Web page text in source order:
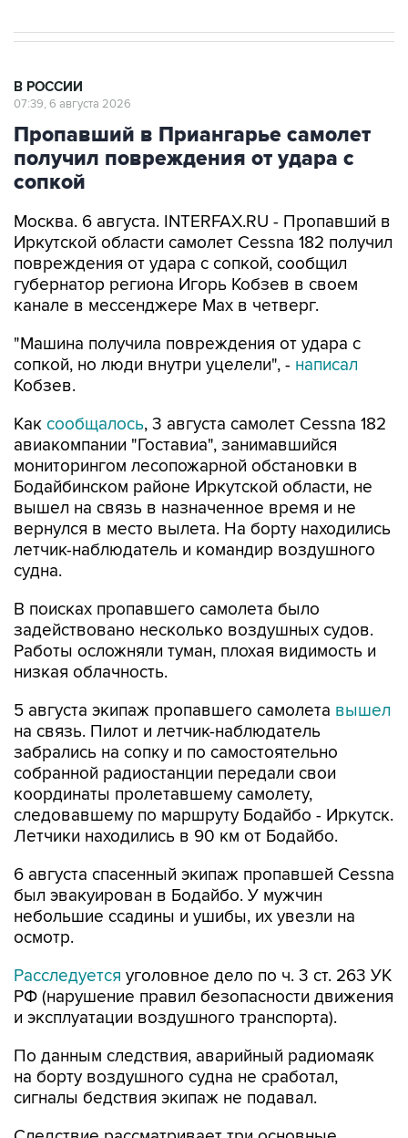
В РОССИИ
07:39, 6 августа 2026
Пропавший в Приангарье самолет
получил повреждения от удара с
сопкой
Москва. 6 августа. INTERFAX.RU - Пропавший в
Иркутской области самолет Cessna 182 получил
повреждения от удара с сопкой, сообщил
губернатор региона Игорь Кобзев в своем
канале в мессенджере Мах в четверг.
"Машина получила повреждения от удара с
сопкой, но люди внутри уцелели", - написал
Кобзев.
Как сообщалось, 3 августа самолет Cessna 182
авиакомпании "Гоставиа", занимавшийся
мониторингом лесопожарной обстановки в
Бодайбинском районе Иркутской области, не
вышел на связь в назначенное время и не
вернулся в место вылета. На борту находились
летчик-наблюдатель и командир воздушного
судна.
В поисках пропавшего самолета было
задействовано несколько воздушных судов.
Работы осложняли туман, плохая видимость и
низкая облачность.
5 августа экипаж пропавшего самолета вышел
на связь. Пилот и летчик-наблюдатель
забрались на сопку и по самостоятельно
собранной радиостанции передали свои
координаты пролетавшему самолету,
следовавшему по маршруту Бодайбо - Иркутск.
Летчики находились в 90 км от Бодайбо.
6 августа спасенный экипаж пропавшей Cessna
был эвакуирован в Бодайбо. У мужчин
небольшие ссадины и ушибы, их увезли на
осмотр.
Расследуется уголовное дело по ч. 3 ст. 263 УК
РФ (нарушение правил безопасности движения
и эксплуатации воздушного транспорта).
По данным следствия, аварийный радиомаяк
на борту воздушного судна не сработал,
сигналы бедствия экипаж не подавал.